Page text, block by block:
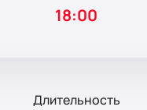
18:00
Длительность